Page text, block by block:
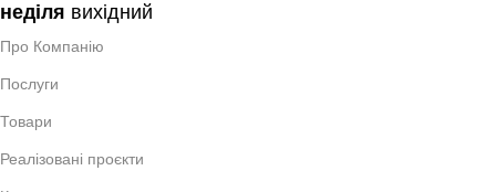
неділя вихідний
Про Компанію
Послуги
Товари
Реалізовані проєкти